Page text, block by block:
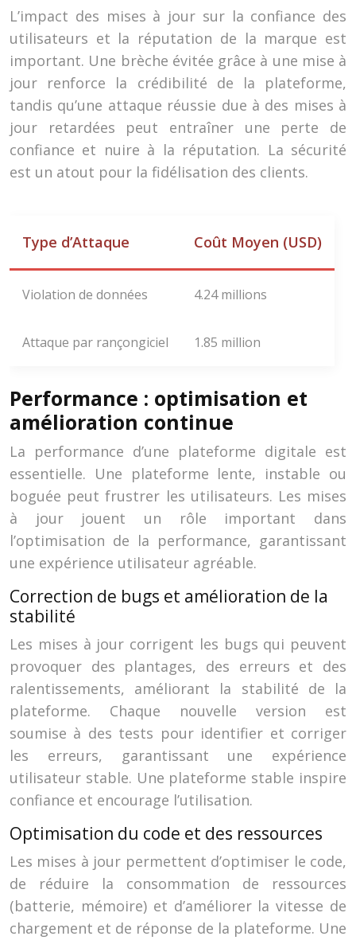
L’impact des mises à jour sur la confiance des
utilisateurs et la réputation de la marque est
important. Une brèche évitée grâce à une mise à
jour renforce la crédibilité de la plateforme,
tandis qu’une attaque réussie due à des mises à
jour retardées peut entraîner une perte de
confiance et nuire à la réputation. La sécurité
est un atout pour la fidélisation des clients.
Type d’Attaque Coût Moyen (USD)
Violation de données 4.24 millions
Attaque par rançongiciel 1.85 million
Performance : optimisation et
amélioration continue
La performance d’une plateforme digitale est
essentielle. Une plateforme lente, instable ou
boguée peut frustrer les utilisateurs. Les mises
à jour jouent un rôle important dans
l’optimisation de la performance, garantissant
une expérience utilisateur agréable.
Correction de bugs et amélioration de la
stabilité
Les mises à jour corrigent les bugs qui peuvent
provoquer des plantages, des erreurs et des
ralentissements, améliorant la stabilité de la
plateforme. Chaque nouvelle version est
soumise à des tests pour identifier et corriger
les erreurs, garantissant une expérience
utilisateur stable. Une plateforme stable inspire
confiance et encourage l’utilisation.
Optimisation du code et des ressources
Les mises à jour permettent d’optimiser le code,
de réduire la consommation de ressources
(batterie, mémoire) et d’améliorer la vitesse de
chargement et de réponse de la plateforme. Une